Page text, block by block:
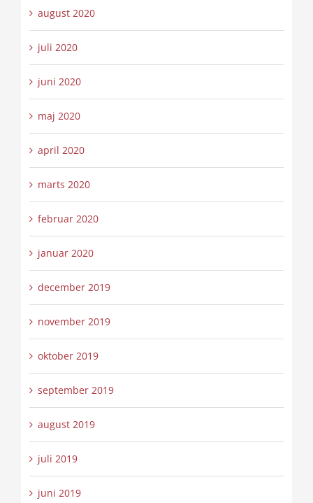
august 2020
juli 2020
juni 2020
maj 2020
april 2020
marts 2020
februar 2020
januar 2020
december 2019
november 2019
oktober 2019
september 2019
august 2019
juli 2019
juni 2019